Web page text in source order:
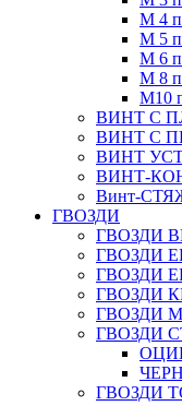
М 4
М 5
М 6
М 8
М10
ВИНТ С
ВИНТ С
ВИНТ
ВИНТ-
Винт-
ГВОЗДИ
ГВОЗДИ
ГВОЗДИ
ГВОЗДИ
ГВОЗДИ
ГВОЗДИ
ГВОЗДИ
ГВОЗДИ